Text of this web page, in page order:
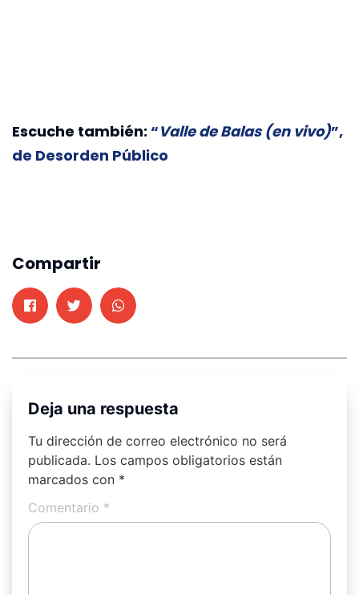
Escuche también: “Valle de Balas (en vivo)”,
de Desorden Público
Compartir
Deja una respuesta
Tu dirección de correo electrónico no será
publicada. Los campos obligatorios están
marcados con *
Comentario *